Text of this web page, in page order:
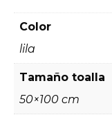
Color
lila
Tamaño toalla
50×100 cm